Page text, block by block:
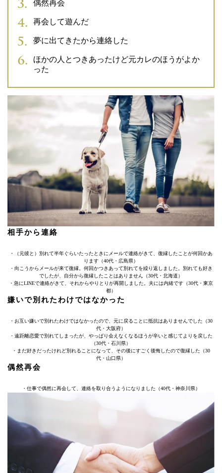
偶然再会
再会して遊んだ
夢に出てきたから連絡した
ほかの人とつきあったけど元カレのほうがよか
った
相手から連絡
・（元彼と）別れて半年ぐらいたったときにメールで連絡がきて、復縁したことが何回かあ
ります（40代・広島県）
・向こうからメールが来て復縁。何回かつきあって別れてを繰り返しました。別れても好き
でしたが、自分から復縁したことはありません（30代・北海道）
・急にLINEで連絡がきて、それからやりとりが再開しました。夫には内緒です（30代・東京
都）
嫌いで別れたわけではなかった
・お互い嫌いで別れたわけではなかったので、元に戻ることに抵抗はありませんでした（30
代・大阪府）
・遠距離恋愛で別れてしまったが、やっぱり会えなくなるほうが辛いと感じてよりを戻した
（30代・石川県）
・まだ好きだったけれど別れることになって、その後にすごく後悔したので復縁した（30
代・山口県）
偶然再会
・仕事で偶然に再会して、連絡を取り合うようになりました（40代・神奈川県）